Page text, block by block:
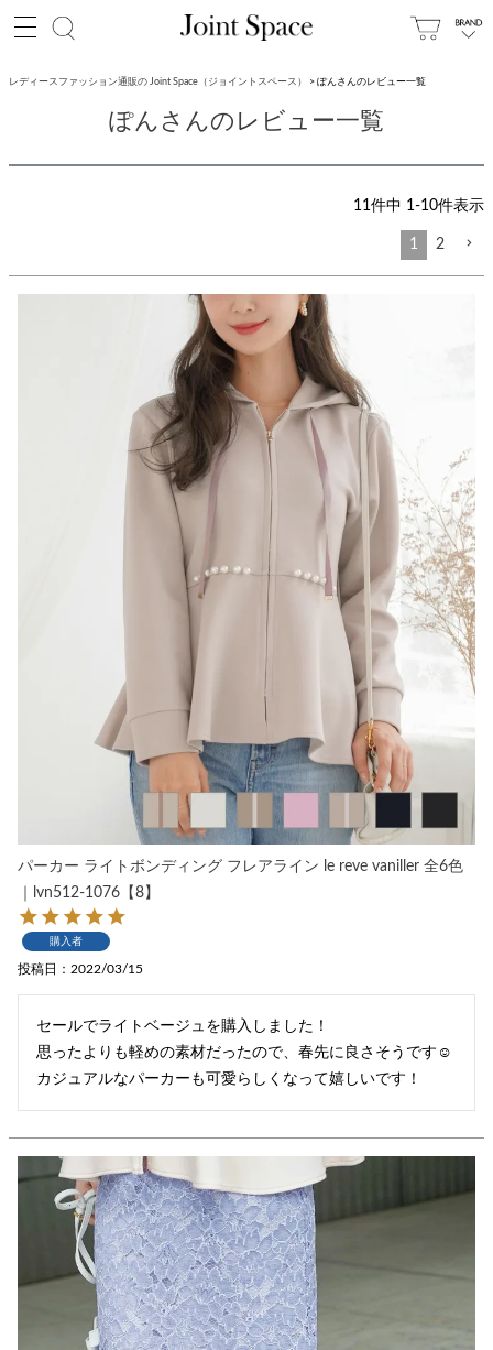
レディースファッション通販の Joint Space（ジョイントスペース） ぽんさんのレビュー一覧
ぽんさんのレビュー一覧
11件中 1-10件表示
1 2
パーカー ライトボンディング フレアライン le reve vaniller 全6色
｜lvn512-1076【8】
購入者
投稿日 2022/03/15
セールでライトベージュを購入しました！
思ったよりも軽めの素材だったので、春先に良さそうです☺︎
カジュアルなパーカーも可愛らしくなって嬉しいです！